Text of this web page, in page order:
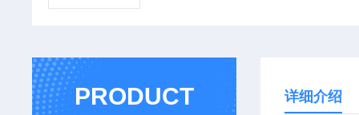
PRODUCT 详细介绍